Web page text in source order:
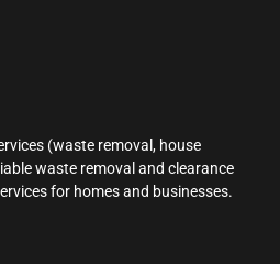
(waste removal, house
waste removal and clearance
for homes and businesses.